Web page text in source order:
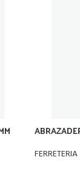
FERRETERIA